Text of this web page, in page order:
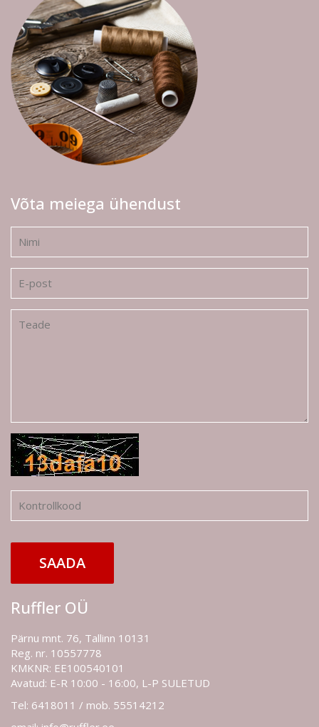
Võta meiega ühendust
SAADA
Ruffler OÜ
Pärnu mnt. 76, Tallinn 10131
Reg. nr. 10557778
KMKNR: EE100540101
Avatud: E-R 10:00 - 16:00, L-P SULETUD
Tel: 6418011 / mob. 55514212